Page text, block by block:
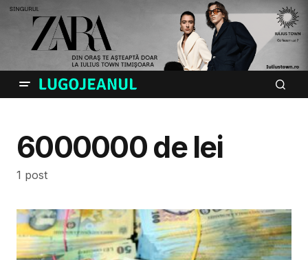
6000000 de lei
1 post